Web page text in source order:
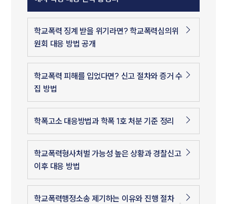
학교폭력 징계 받을 위기라면? 학교폭력심의위
원회 대응 방법 공개
학교폭력 피해를 입었다면? 신고 절차와 증거 수
집 방법
학폭고소 대응방법과 학폭 1호 처분 기준 정리
학교폭력형사처벌 가능성 높은 상황과 경찰신고
이후 대응 방법
학교폭력행정소송 제기하는 이유와 진행 절차